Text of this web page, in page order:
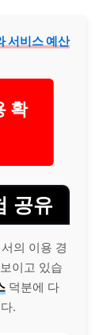
서비스 예산
공유
의 이용 경
이고 있습
덕분에 다
.